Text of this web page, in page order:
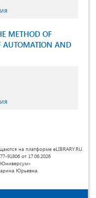
METHOD OF
AUTOMATION AND
на платформе eLIBRARY.RU.
от 17.06.2026
Юрьевна.